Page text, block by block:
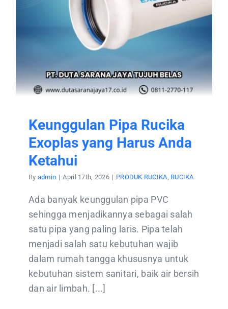
CONTACT US
Keunggulan Pipa Rucika
Exoplas yang Harus Anda
Ketahui
By admin | April 17th, 2026 | PRODUK RUCIKA RUCIKA
Ada banyak keunggulan pipa PVC
sehingga menjadikannya sebagai salah
satu pipa yang paling laris. Pipa telah
menjadi salah satu kebutuhan wajib
dalam rumah tangga khususnya untuk
kebutuhan sistem sanitari, baik air bersih
dan air limbah. [...]